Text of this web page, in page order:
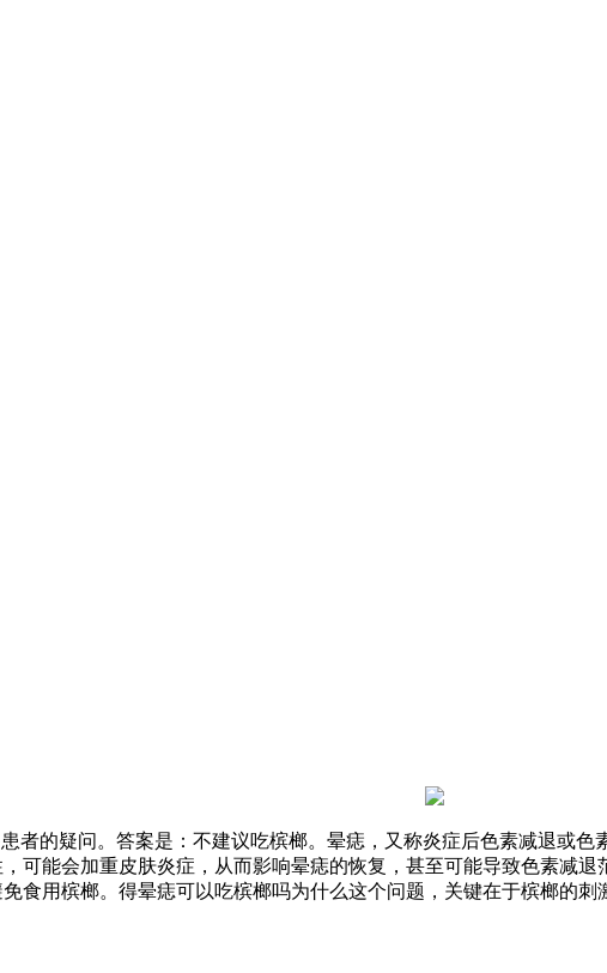
者的疑问。答案是：不建议吃槟榔。晕痣，又称炎症后色素减退或
可能会加重皮肤炎症，从而影响晕痣的恢复，甚至可能导致色素减
食用槟榔。得晕痣可以吃槟榔吗为什么这个问题，关键在于槟榔的刺